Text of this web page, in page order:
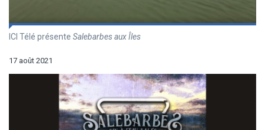
ICI Télé présente Salebarbes aux Îles
17 août 2021